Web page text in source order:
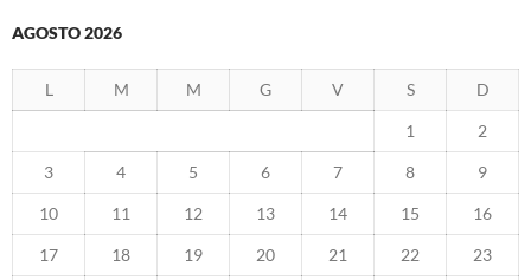
AGOSTO 2026
L M M G V S D
1 2
3 4 5 6 7 8 9
10 11 12 13 14 15 16
17 18 19 20 21 22 23